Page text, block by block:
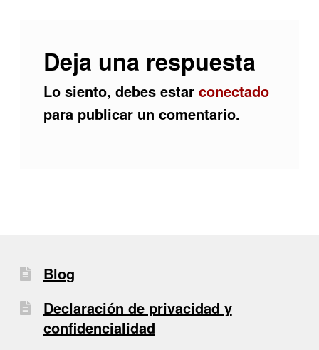
Deja una respuesta
Lo siento, debes estar conectado
para publicar un comentario.
Blog
Declaración de privacidad y
confidencialidad